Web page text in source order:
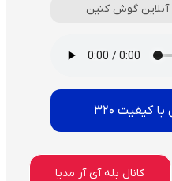
آنلاین گوش کنین
کیفیت 320
کانال بله آی آر مدیا